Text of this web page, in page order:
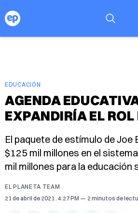
EDUCACIÓN
AGENDA
EXPANDIRÍA EL ROL
El paquete de estímulo de Joe
$125 mil millones en el
mil millones para la educación
EL PLANETA TEAM
21 de abril de 2021 . 4:27 PM 2 minutos de